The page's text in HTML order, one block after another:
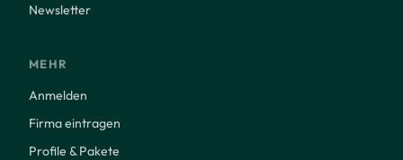
Newsletter
MEHR
Anmelden
Firma eintragen
Profile & Pakete